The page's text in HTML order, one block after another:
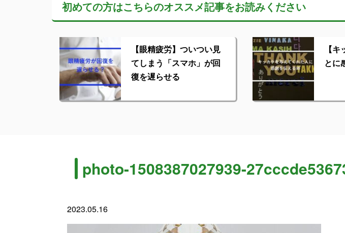
初めての方はこちらのオススメ記事をお読みください
【眼精疲労】ついつい見
てしまう「スマホ」が回
復を遅らせる
【
とに
photo-1508387027939-
2023.05.16